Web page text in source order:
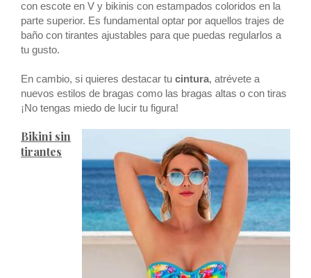
con escote en V y bikinis con estampados coloridos en la
parte superior. Es fundamental optar por aquellos trajes de
baño con tirantes ajustables para que puedas regularlos a
tu gusto.
En cambio, si quieres destacar tu cintura, atrévete a
nuevos estilos de bragas como las bragas altas o con tiras
¡No tengas miedo de lucir tu figura!
Bikini sin
tirantes